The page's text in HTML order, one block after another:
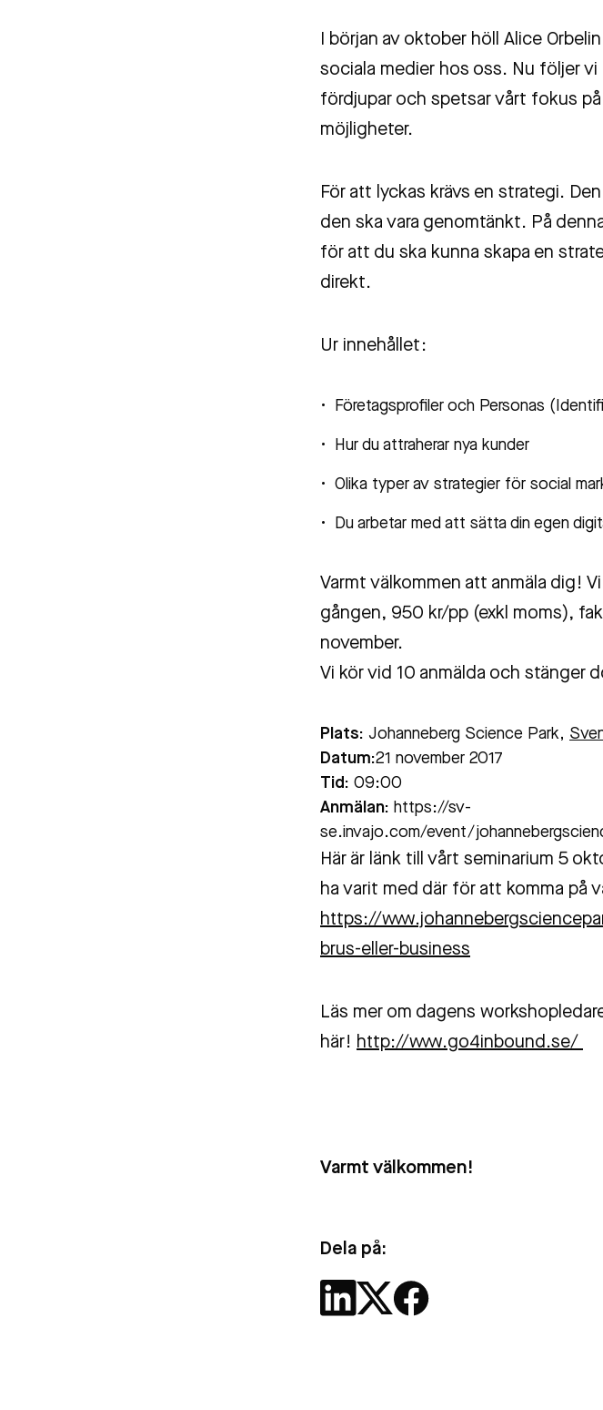
I början av oktober höll Alice
sociala medier hos oss. Nu följer
fördjupar och spetsar vårt fokus
möjligheter.
För att lyckas krävs en strategi.
den ska vara genomtänkt. På
för att du ska kunna skapa en
direkt.
Ur innehållet:
Företagsprofiler och Personas
Hur du attraherar nya kunder
Olika typer av strategier för social
Du arbetar med att sätta din egen
Varmt välkommen att anmäla dig!
gången, 950 kr/pp (exkl moms),
november.
Vi kör vid 10 anmälda och stänger
Plats: Johanneberg Science Park,
Datum:21 november 2017
Tid: 09:00
Anmälan: https://sv-
se.invajo.com/event/
Här är länk till vårt seminarium 5
ha varit med där för att komma på
https://
brus-eller-business
Läs mer om dagens
här! http://www.go4inbound.se/
Varmt välkommen!
Dela på: